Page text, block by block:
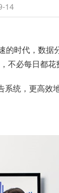
14
时代，数
必每日都花
统，更高